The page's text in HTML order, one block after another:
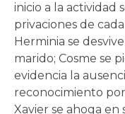
inicio a la actividad
privaciones de
Herminia se
marido; Cosme se
evidencia la
reconocimiento
Xavier se ahoga